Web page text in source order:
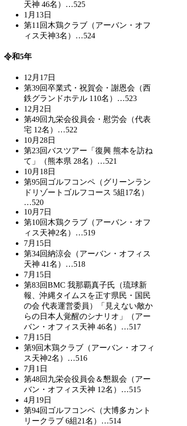
天神 46名）…525
1月13日
第11回木鶏クラブ（アーバン・オフ
ィス天神3名）…524
令和5年
12月17日
第39回卒業式・祝賀会・謝恩会（西
鉄グランドホテル 110名）…523
12月2日
第49回九栄会役員会・慰労会（代表
宅 12名）…522
10月28日
第23回バスツアー「復興 熊本を訪ね
て」（熊本県 28名）…521
10月18日
第95回ゴルフコンペ（グリーンラン
ドリゾートゴルフコース 5組17名）
…520
10月7日
第10回木鶏クラブ（アーバン・オフ
ィス天神2名）…519
7月15日
第34回納涼会（アーバン・オフィス
天神 41名）…518
7月15日
第83回BMC 我那覇真子氏（琉球新
報、沖縄タイムスを正す県民・国民
の会 代表運営委員）「見えない敵か
らの日本人覚醒のシナリオ」（アー
バン・オフィス天神 46名）…517
7月15日
第9回木鶏クラブ（アーバン・オフィ
ス天神2名）…516
7月1日
第48回九栄会役員会＆懇親会（アー
バン・オフィス天神 12名）…515
4月19日
第94回ゴルフコンペ（大博多カント
リークラブ 6組21名）…514